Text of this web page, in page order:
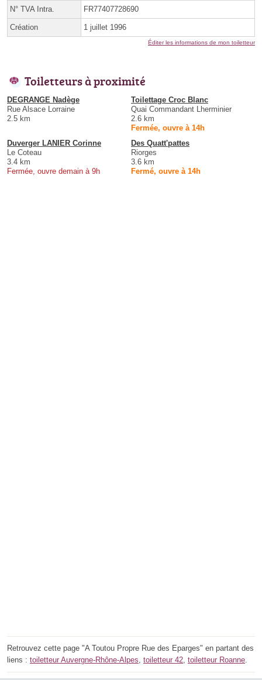
N° TVA Intra. FR77407728690
Création 1 juillet 1996
Éditer les informations de mon toiletteur
Toiletteurs à proximité
DEGRANGE Nadège
Rue Alsace Lorraine
2.5 km
Toilettage Croc Blanc
Quai Commandant Lherminier
2.6 km
Fermée, ouvre à 14h
Duverger LANIER Corinne
Le Coteau
3.4 km
Fermée, ouvre demain à 9h
Des Quatt'pattes
Riorges
3.6 km
Fermé, ouvre à 14h
Retrouvez cette page "A Toutou Propre Rue des Eparges" en partant des
liens : toiletteur Auvergne-Rhône-Alpes toiletteur 42 toiletteur Roanne